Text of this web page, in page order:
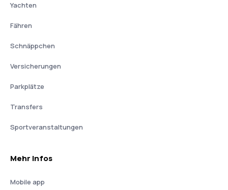
Yachten
Fähren
Schnäppchen
Versicherungen
Parkplätze
Transfers
Sportveranstaltungen
Mehr Infos
Mobile app